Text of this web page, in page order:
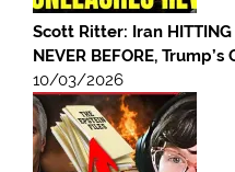
Scott Ritter: Iran HITTING
NEVER BEFORE,
10/03/2026